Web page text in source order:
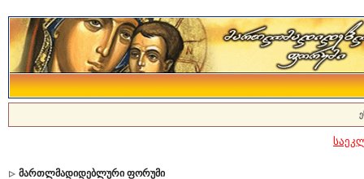
მართლმადიდებლური ფორუმი